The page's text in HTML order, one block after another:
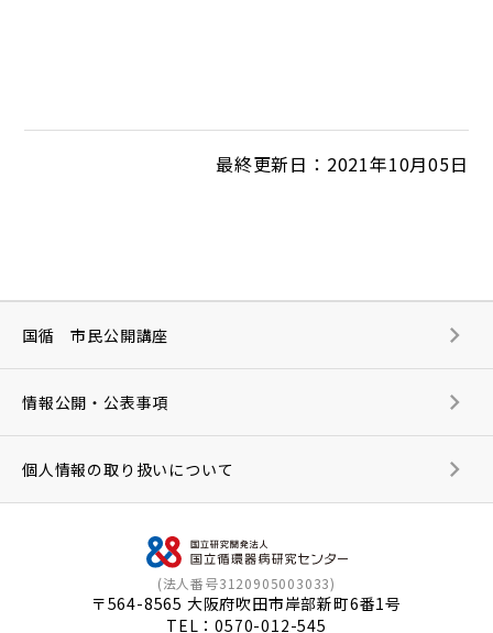
最終更新日：2021年10月05日
(法人番号3120905003033)
〒564-8565 大阪府吹田市岸部新町6番1号
TEL：0570-012-545
国循 市民公開講座
情報公開・公表事項
個人情報の取り扱いについて